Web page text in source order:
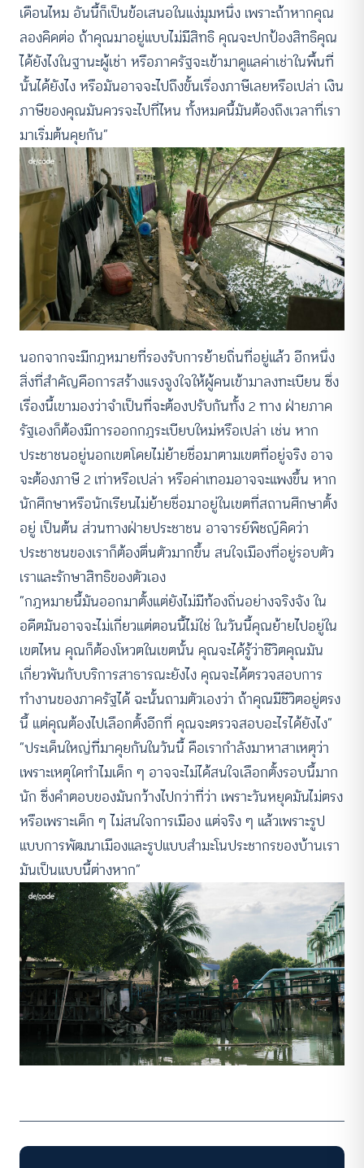
เดือนไหม อันนี้ก็เป็นข้อเสนอในแง่มุมหนึ่ง เพราะถ้าหากคุณ
ลองคิดต่อ ถ้าคุณมาอยู่แบบไม่มีสิทธิ คุณจะปกป้องสิทธิคุณ
ได้ยังไงในฐานะผู้เช่า หรือภาครัฐจะเข้ามาดูแลค่าเช่าในพื้นที่
นั้นได้ยังไง หรือมันอาจจะไปถึงขั้นเรื่องภาษีเลยหรือเปล่า เงิน
ภาษีของคุณมันควรจะไปที่ไหน ทั้งหมดนี้มันต้องถึงเวลาที่เรา
มาเริ่มต้นคุยกัน”
นอกจากจะมีกฎหมายที่รองรับการย้ายถิ่นที่อยู่แล้ว อีกหนึ่ง
สิ่งที่สำคัญคือการสร้างแรงจูงใจให้ผู้คนเข้ามาลงทะเบียน ซึ่ง
เรื่องนี้เขามองว่าจำเป็นที่จะต้องปรับกันทั้ง 2 ทาง ฝ่ายภาค
รัฐเองก็ต้องมีการออกกฎระเบียบใหม่หรือเปล่า เช่น หาก
ประชาชนอยู่นอกเขตโดยไม่ย้ายชื่อมาตามเขตที่อยู่จริง อาจ
จะต้องภาษี 2 เท่าหรือเปล่า หรือค่าเทอมอาจจะแพงขึ้น หาก
นักศึกษาหรือนักเรียนไม่ย้ายชื่อมาอยู่ในเขตที่สถานศึกษาตั้ง
อยู่ เป็นต้น ส่วนทางฝ่ายประชาชน อาจารย์พิชญ์คิดว่า
ประชาชนของเราก็ต้องตื่นตัวมากขึ้น สนใจเมืองที่อยู่รอบตัว
เราและรักษาสิทธิของตัวเอง
“กฎหมายนี้มันออกมาตั้งแต่ยังไม่มีท้องถิ่นอย่างจริงจัง ใน
อดีตมันอาจจะไม่เกี่ยวแต่ตอนนี้ไม่ใช่ ในวันนี้คุณย้ายไปอยู่ใน
เขตไหน คุณก็ต้องโหวตในเขตนั้น คุณจะได้รู้ว่าชีวิตคุณมัน
เกี่ยวพันกับบริการสาธารณะยังไง คุณจะได้ตรวจสอบการ
ทำงานของภาครัฐได้ ฉะนั้นถามตัวเองว่า ถ้าคุณมีชีวิตอยู่ตรง
นี้ แต่คุณต้องไปเลือกตั้งอีกที่ คุณจะตรวจสอบอะไรได้ยังไง”
“ประเด็นใหญ่ที่มาคุยกันในวันนี้ คือเรากำลังมาหาสาเหตุว่า
เพราะเหตุใดทำไมเด็ก ๆ อาจจะไม่ได้สนใจเลือกตั้งรอบนี้มาก
นัก ซึ่งคำตอบของมันกว้างไปกว่าที่ว่า เพราะวันหยุดมันไม่ตรง
หรือเพราะเด็ก ๆ ไม่สนใจการเมือง แต่จริง ๆ แล้วเพราะรูป
แบบการพัฒนาเมืองและรูปแบบสำมะโนประชากรของบ้านเรา
มันเป็นแบบนี้ต่างหาก”